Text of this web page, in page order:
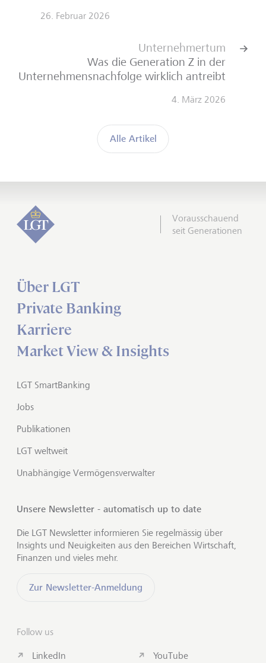
26. Februar 2026
Alle Artikel
Unternehmertum
Was die Generation Z in der
Unternehmensnachfolge wirklich antreibt
4. März 2026
Vorausschauend
seit Generationen
Über LGT
Private Banking
Karriere
Market View & Insights
LGT SmartBanking
Jobs
Publikationen
LGT weltweit
Unabhängige Vermögensverwalter
Unsere Newsletter - automatisch up to date
Die LGT Newsletter informieren Sie regelmässig über
Insights und Neuigkeiten aus den Bereichen Wirtschaft,
Finanzen und vieles mehr.
Zur Newsletter-Anmeldung
Follow us
LinkedIn YouTube